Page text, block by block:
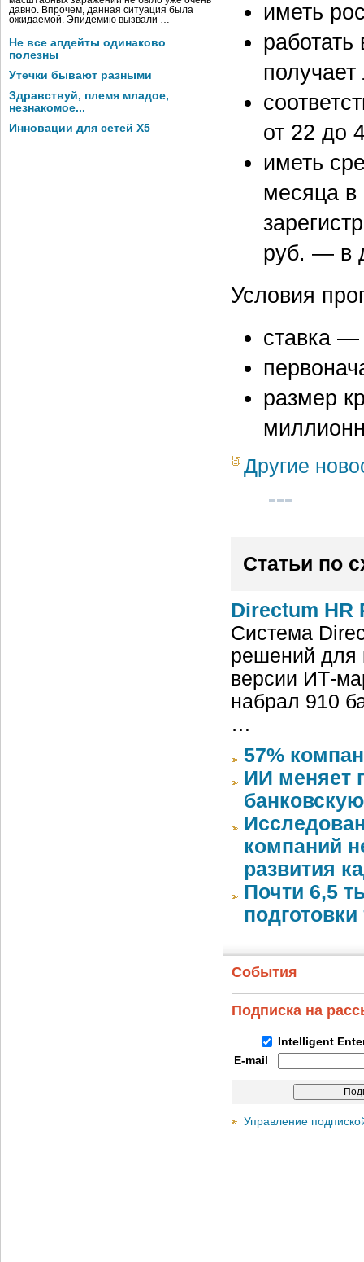
давно. Впрочем, данная ситуация была
ожидаемой. Эпидемию вызвали …
Не все апдейты одинаково
полезны
Утечки бывают разными
Здравствуй, племя младое,
незнакомое...
Инновации для сетей X5
иметь
от 22 до
иметь
месяца в
руб. — в
Условия
ставка
размер
Другие
Статьи по
Directum HR
Система
решений для
версии ИТ-
набрал 910
…
57%
ИИ меняет
компаний
развития
Почти 6,5
События
Подписка на
Intelligent
E-mail
Управление